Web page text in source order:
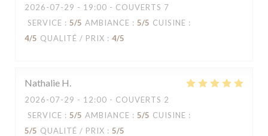
2026-07-29 - 19:00 - COUVERTS 7
SERVICE : 5/5 AMBIANCE : 5/5 CUISINE :
4/5 QUALITÉ / PRIX : 4/5
Nathalie H
2026-07-29 - 12:00 - COUVERTS 2
SERVICE : 5/5 AMBIANCE : 5/5 CUISINE :
5/5 QUALITÉ / PRIX : 5/5